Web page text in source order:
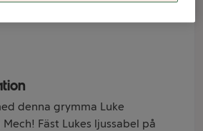
denna grymma Luke
Fäst Lukes ljussabel på